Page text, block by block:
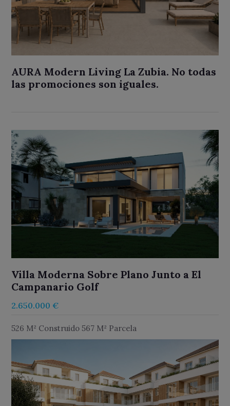
AURA Modern Living La Zubia. No todas
las promociones son iguales.
Villa Moderna Sobre Plano Junto a El
Campanario Golf
2.650.000 €
526 M² Construido 567 M² Parcela